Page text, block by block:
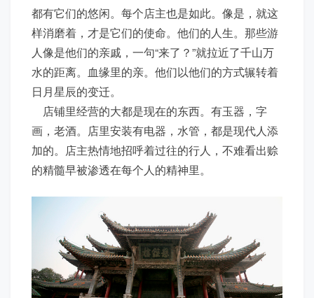
都有它们的悠闲。每个店主也是如此。像是，就这
样消磨着，才是它们的使命。他们的人生。那些游
人像是他们的亲戚，一句“来了？”就拉近了千山万
水的距离。血缘里的亲。他们以他们的方式辗转着
日月星辰的变迁。
店铺里经营的大都是现在的东西。有玉器，字
画，老酒。店里安装有电器，水管，都是现代人添
加的。店主热情地招呼着过往的行人，不难看出赊
的精髓早被渗透在每个人的精神里。